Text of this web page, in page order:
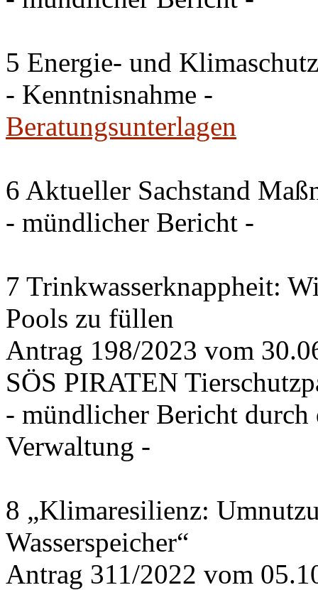
5 Energie- und
- Kenntnisnahme -
Beratungsunterlagen
6 Aktueller Sachstand
- mündlicher Bericht -
7 Trinkwasserknappheit:
Pools zu füllen
Antrag 198/2023 vom
SÖS PIRATEN
- mündlicher Bericht
Verwaltung -
8 „Klimaresilienz:
Wasserspeicher“
Antrag 311/2022 vom